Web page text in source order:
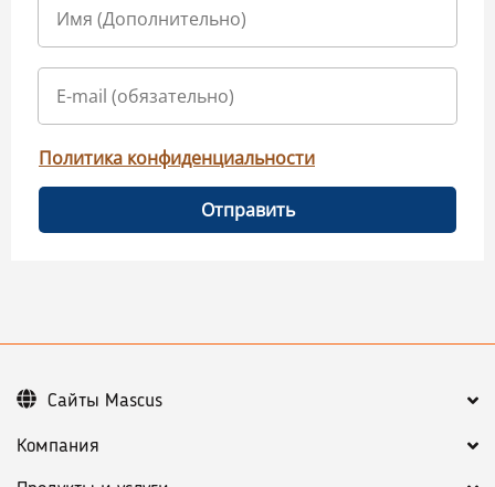
Политика конфиденциальности
Отправить
Компания
Сайты Mascus